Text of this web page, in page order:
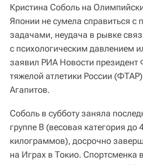
Кристина Соболь на
Японии не сумела справиться с
задачами, неудача в рывке
с психологическим давлением
заявил РИА Новости президент
тяжелой атлетики России
Агапитов.
Соболь в субботу заняла
группе В (весовая категория до
килограммов), досрочно
на Играх в Токио. Спортсменка